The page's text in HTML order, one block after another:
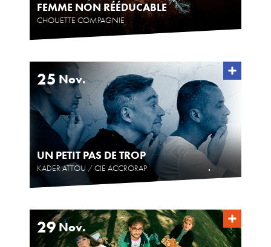
FEMME NON RÉÉDUCABLE
CHOUETTE COMPAGNIE
25 Nov.
UN PETIT PAS DE TROP
KADER ATTOU / CIE ACCRORAP
29Nov.